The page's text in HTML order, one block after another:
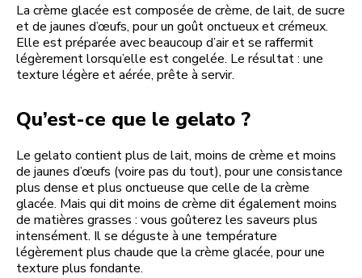
La crème glacée est composée de crème, de lait, de sucre
et de jaunes d’œufs, pour un goût onctueux et crémeux.
Elle est préparée avec beaucoup d’air et se raffermit
légèrement lorsqu’elle est congelée. Le résultat : une
texture légère et aérée, prête à servir.
Qu’est-ce que le gelato ?
Le gelato contient plus de lait, moins de crème et moins
de jaunes d’œufs (voire pas du tout), pour une consistance
plus dense et plus onctueuse que celle de la crème
glacée. Mais qui dit moins de crème dit également moins
de matières grasses : vous goûterez les saveurs plus
intensément. Il se déguste à une température
légèrement plus chaude que la crème glacée, pour une
texture plus fondante.